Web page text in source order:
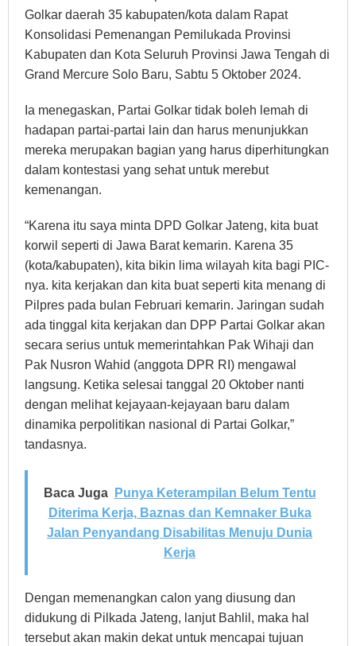
Golkar daerah 35 kabupaten/kota dalam Rapat
Konsolidasi Pemenangan Pemilukada Provinsi
Kabupaten dan Kota Seluruh Provinsi Jawa Tengah di
Grand Mercure Solo Baru, Sabtu 5 Oktober 2024.
Ia menegaskan, Partai Golkar tidak boleh lemah di
hadapan partai-partai lain dan harus menunjukkan
mereka merupakan bagian yang harus diperhitungkan
dalam kontestasi yang sehat untuk merebut
kemenangan.
“Karena itu saya minta DPD Golkar Jateng, kita buat
korwil seperti di Jawa Barat kemarin. Karena 35
(kota/kabupaten), kita bikin lima wilayah kita bagi PIC-
nya. kita kerjakan dan kita buat seperti kita menang di
Pilpres pada bulan Februari kemarin. Jaringan sudah
ada tinggal kita kerjakan dan DPP Partai Golkar akan
secara serius untuk memerintahkan Pak Wihaji dan
Pak Nusron Wahid (anggota DPR RI) mengawal
langsung. Ketika selesai tanggal 20 Oktober nanti
dengan melihat kejayaan-kejayaan baru dalam
dinamika perpolitikan nasional di Partai Golkar,”
tandasnya.
Baca Juga
Punya Keterampilan Belum Tentu
Diterima Kerja, Baznas dan Kemnaker Buka
Jalan Penyandang Disabilitas Menuju Dunia
Kerja
Dengan memenangkan calon yang diusung dan
didukung di Pilkada Jateng, lanjut Bahlil, maka hal
tersebut akan makin dekat untuk mencapai tujuan